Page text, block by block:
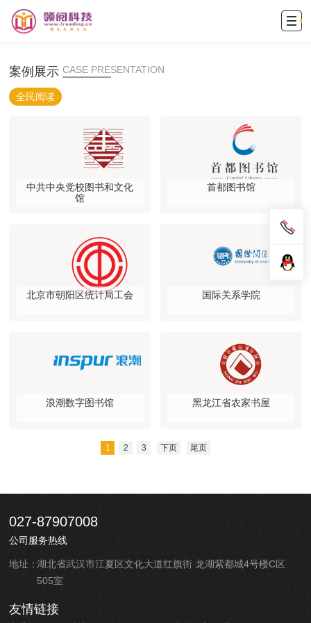
公司简介
新闻中心
案例展示
联系我们
案例展示 CASE PRESENTATION
全民阅读
中共中央党校图书和文化
馆
首都图书馆
北京市朝阳区统计局工会 国际关系学院
浪潮数字图书馆 黑龙江省农家书屋
1 2 3 下页 尾页
027-87907008
公司服务热线
地址：湖北省武汉市江夏区文化大道红旗街 龙湖紫都城4号楼C区
505室
友情链接